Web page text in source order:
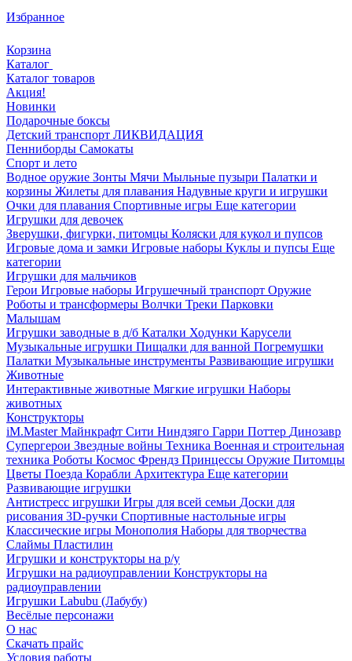
Избранное
Корзина
Каталог
Каталог товаров
Акция!
Новинки
Подарочные боксы
Детский транспорт ЛИКВИДАЦИЯ
Пенниборды Самокаты
Спорт и лето
Водное оружие Зонты Мячи Мыльные пузыри Палатки и
корзины Жилеты для плавания Надувные круги и игрушки
Очки для плавания Спортивные игры Еще категории
Игрушки для девочек
Зверушки, фигурки, питомцы Коляски для кукол и пупсов
Игровые дома и замки Игровые наборы Куклы и пупсы Еще
категории
Игрушки для мальчиков
Герои Игровые наборы Игрушечный транспорт Оружие
Роботы и трансформеры Волчки Треки Парковки
Малышам
Игрушки заводные в д/б Каталки Ходунки Карусели
Музыкальные игрушки Пищалки для ванной Погремушки
Палатки Музыкальные инструменты Развивающие игрушки
Животные
Интерактивные животные Мягкие игрушки Наборы
животных
Конструкторы
iM.Master Майнкрафт Сити Ниндзяго Гарри Поттер Динозавр
Супергерои Звездные войны Техника Военная и строительная
техника Роботы Космос Френдз Принцессы Оружие Питомцы
Цветы Поезда Корабли Архитектура Еще категории
Развивающие игрушки
Антистресс игрушки Игры для всей семьи Доски для
рисования 3D-ручки Спортивные настольные игры
Классические игры Монополия Наборы для творчества
Слаймы Пластилин
Игрушки и конструкторы на р/у
Игрушки на радиоуправлении Конструкторы на
радиоуправлении
Игрушки Labubu (Лабубу)
Весёлые персонажи
О нас
Скачать прайс
Условия работы